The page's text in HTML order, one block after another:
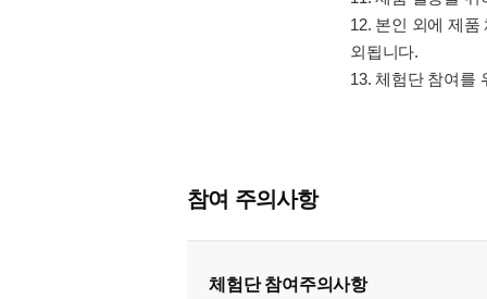
12. 본인 외에 제
외됩니다.
13. 체험단 참여를
참여 주의사항
체험단 참여주의사항